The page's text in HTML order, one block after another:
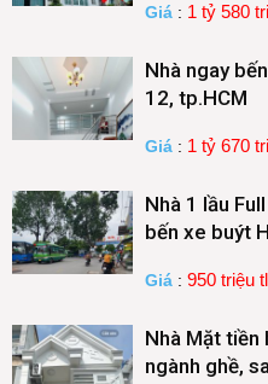
Giá : 1 tỷ 580
Nhà ngay
12, tp.HCM
Giá : 1 tỷ 670
Nhà 1 lầu
bến xe buýt
Giá : 950 triệu tl
Nhà Mặt tiền
ngành ghề,